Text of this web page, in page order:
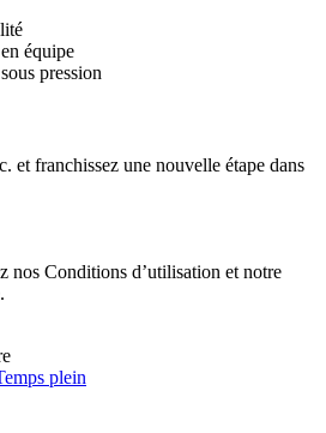
équipe
pression
et franchissez une nouvelle étape dans
nos Conditions d’utilisation et notre
plein